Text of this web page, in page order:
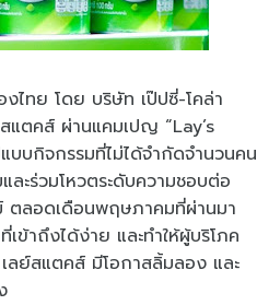
ไทย โดย บริษัท เป๊ปซี่-โคล่า
แตคส์ ผ่านแคมเปญ “Lay’s
บกิจกรรมที่ไม่ได้จำกัดจำนวนคน
ะร่วมโหวตระดับความชอบต่อ
ตลอดเดือนพฤษภาคมที่ผ่านมา
าถึงได้ง่าย และทำให้ผู้บริโภค
ลย์สแตคส์ มีโอกาสลิ้มลอง และ